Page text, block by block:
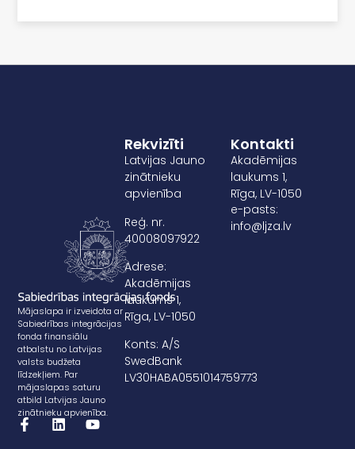
Mājaslapa ir izveidota ar
Sabiedrības integrācijas
fonda finansiālu
atbalstu no Latvijas
valsts budžeta
līdzekļiem. Par
mājaslapas saturu
atbild Latvijas Jauno
zinātnieku apvienība.
Rekvizīti
Latvijas Jauno
zinātnieku
apvienība
Reģ. nr.
40008097922
Adrese:
Akadēmijas
laukums 1,
Rīga, LV-1050
Konts: A/S
SwedBank
LV30HABA0551014759773
Kontakti
Akadēmijas
laukums 1,
Rīga, LV-1050
e-pasts:
info@ljza.lv